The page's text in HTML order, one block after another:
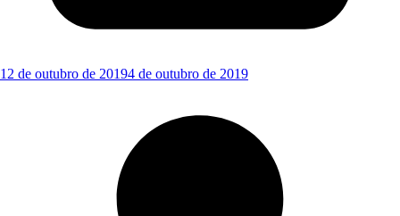
12 de outubro de 20194 de outubro de 2019